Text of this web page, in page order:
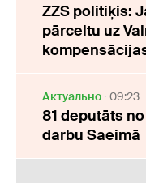
ZZS politiķis:
pārceltu uz
Актуально 09:23
81 deputāts
darbu Saeimā